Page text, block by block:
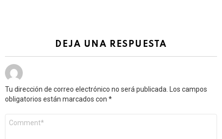
DEJA UNA RESPUESTA
Tu dirección de correo electrónico no será publicada.
Los campos
obligatorios están marcados con *